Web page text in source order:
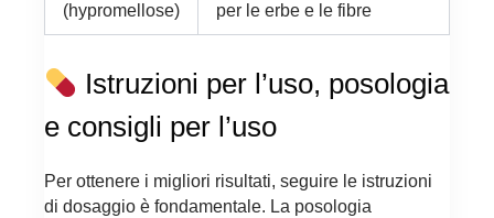
(hypromellose)
per le erbe e le fibre
Istruzioni per l’uso, posologia
e consigli per l’uso
Per ottenere i migliori risultati, seguire le istruzioni
di dosaggio è fondamentale. La posologia